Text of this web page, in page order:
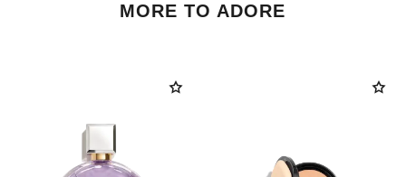
MORE TO ADORE